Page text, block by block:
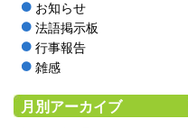
お知らせ
法語掲示板
行事報告
雑感
月別アーカイブ